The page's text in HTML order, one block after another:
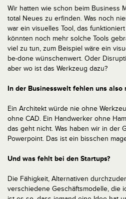
Wir hatten wie schon beim Business
total Neues zu erfinden. Was noch
war ein visuelles Tool, das
könnten noch mehr solche Tools
viel zu tun, zum Beispiel wäre ein
be-done wünschenwert. Oder
aber wo ist das Werkzeug dazu?
In der Businesswelt fehlen uns also
Ein Architekt würde nie ohne
ohne CAD. Ein Handwerker ohne
das geht nicht. Was haben wir in der
Powerpoint. Das ist ein bisschen
Und was fehlt bei den Startups?
Die Fähigkeit, Alternativen
verschiedene Geschäftsmodelle, die